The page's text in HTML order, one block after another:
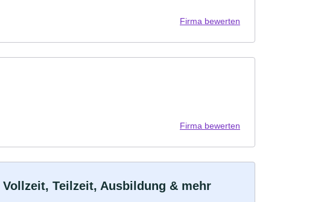
Firma bewerten
Firma bewerten
Teilzeit, Ausbildung & mehr